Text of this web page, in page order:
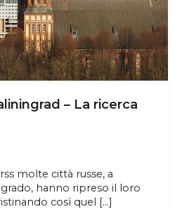
– La ricerca
molte città russe, a
hanno ripreso il loro
così quel […]